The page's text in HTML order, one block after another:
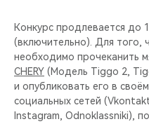
НОВИНКИ
CHERY CONNECT
ЛЮДИ CHERY
БЛАГОТВОРИТЕЛЬНОСТЬ
CHERY REMOTE
Конкурс продлевается до
(включительно). Для того,
необходимо прочеканить
CHERY (Модель Tiggo 2,
и опубликовать его в
социальных сетей
Instagram, Odnoklassniki),